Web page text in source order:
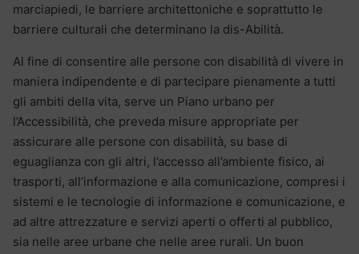
marciapiedi, le barriere architettoniche e soprattutto le
barriere culturali che determinano la dis-Abilità.
Al fine di consentire alle persone con disabilità di vivere in
maniera indipendente e di partecipare pienamente a tutti
gli ambiti della vita, serve un Piano urbano per
l’Accessibilità, che preveda misure appropriate per
assicurare alle persone con disabilità, su base di
eguaglianza con gli altri, l’accesso all’ambiente fisico, ai
trasporti, all’informazione e alla comunicazione, compresi i
sistemi e le tecnologie di informazione e comunicazione, e
ad altre attrezzature e servizi aperti o offerti al pubblico,
sia nelle aree urbane che nelle aree rurali. Un buon